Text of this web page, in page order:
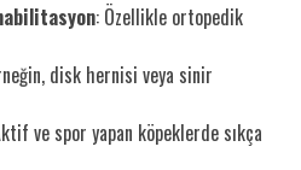
: Özellikle ortopedik
disk hernisi veya sinir
ve spor yapan köpeklerde sıkça